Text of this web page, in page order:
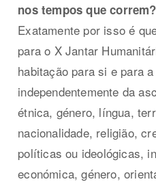
nos tempos que correm?
Exatamente por isso é
para o X Jantar
habitação para si e para
independentemente da
étnica, género, língua,
nacionalidade, religião,
políticas ou ideológicas,
económica, género,